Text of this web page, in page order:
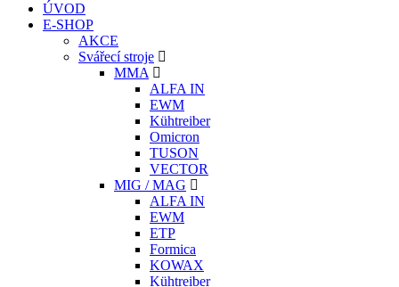
ÚVOD
E-SHOP
AKCE
Svářecí stroje
MMA
ALFA IN
EWM
Kühtreiber
Omicron
TUSON
VECTOR
MIG / MAG
ALFA IN
EWM
ETP
Formica
KOWAX
Kühtreiber